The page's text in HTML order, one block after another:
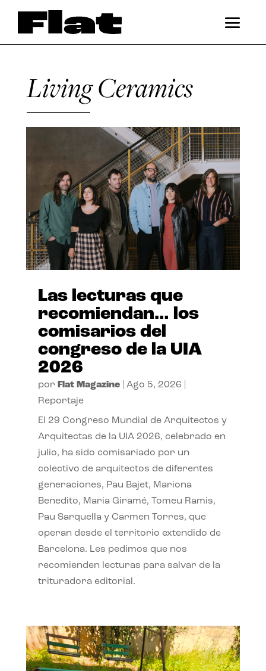
Living Ceramics
Las lecturas que
recomiendan… los
comisarios del
congreso de la UIA
2026
por Flat Magazine| Ago 5, 2026
Reportaje
El 29 Congreso Mundial de Arquitectos y
Arquitectas de la UIA 2026, celebrado en
julio, ha sido comisariado por un
colectivo de arquitectos de diferentes
generaciones, Pau Bajet, Mariona
Benedito, Maria Giramé, Tomeu Ramis,
Pau Sarquella y Carmen Torres, que
operan desde el territorio extendido de
Barcelona. Les pedimos que nos
recomienden lecturas para salvar de la
trituradora editorial.